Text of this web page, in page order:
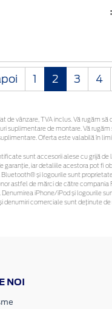
1 2 3 4
de vânzare, TVA inclus. Vă rugăm
suplimentare de montare. Vă rugăm
Oferta este valabilă în
sunt accesorii alese cu grijă de
garanție, iar detaliile acestora pot fi
Bluetooth® și logourile sunt
astfel de mărci de către compania
iPhone/iPod și logourile
denumiri comerciale sunt deținute de
NOI